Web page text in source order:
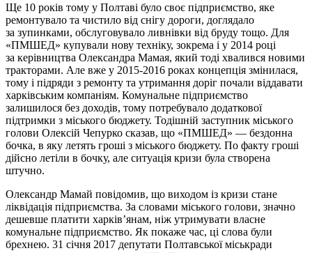
Ще 10 років тому у Полтаві було своє підприємство, яке
ремонтувало та чистило від снігу дороги, доглядало
за зупинками, обслуговувало ливнівки від бруду тощо. Для
«ПМШЕД» купували нову техніку, зокрема і у 2014 році
за керівництва Олександра Мамая, який тоді хвалився новими
тракторами. Але вже у 2015-2016 роках концепція змінилася,
тому і підряди з ремонту та утримання доріг почали віддавати
харківським компаніям. Комунальне підприємство
залишилося без доходів, тому потребувало додаткової
підтримки з міського бюджету. Тодішній заступник міського
голови Олексій Чепурко сказав, що «ПМШЕД» — бездонна
бочка, в яку летять гроші з міського бюджету. По факту гроші
дійсно летіли в бочку, але ситуація кризи була створена
штучно.
Олександр Мамай повідомив, що виходом із кризи стане
ліквідація підприємства. За словами міського голови, значно
дешевше платити харків’янам, ніж утримувати власне
комунальне підприємство. Як покаже час, ці слова були
брехнею. 31 січня 2017 депутати Полтавської міськради